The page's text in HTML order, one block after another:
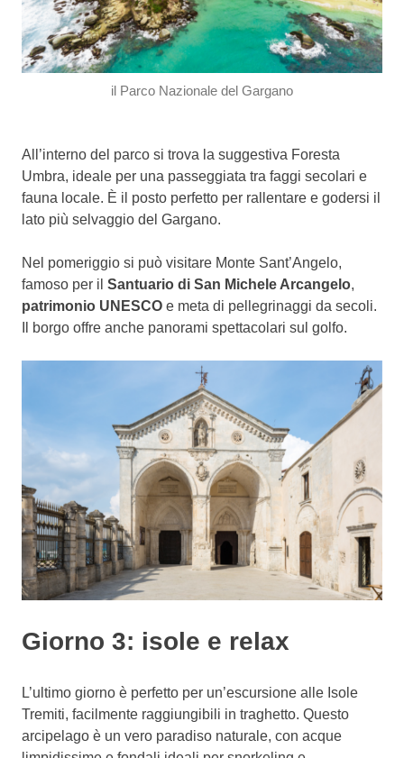
il Parco Nazionale del Gargano
All’interno del parco si trova la suggestiva Foresta
Umbra, ideale per una passeggiata tra faggi secolari e
fauna locale. È il posto perfetto per rallentare e godersi il
lato più selvaggio del Gargano.
Nel pomeriggio si può visitare Monte Sant’Angelo,
famoso per il Santuario di San Michele Arcangelo,
patrimonio UNESCO e meta di pellegrinaggi da secoli.
Il borgo offre anche panorami spettacolari sul golfo.
Giorno 3: isole e relax
L’ultimo giorno è perfetto per un’escursione alle Isole
Tremiti, facilmente raggiungibili in traghetto. Questo
arcipelago è un vero paradiso naturale, con acque